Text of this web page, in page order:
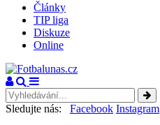
Články
TIP liga
Diskuze
Online
Sledujte nás: Facebook Instagram